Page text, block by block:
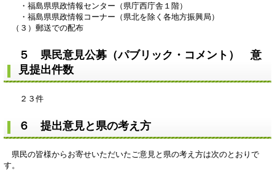
・福島県県政情報センター（県庁西庁舎１階）
・福島県県政情報コーナー（県北を除く各地方振興局）
（３）郵送での配布
５ 県民意見公募（パブリック・コメント） 意
見提出件数
２３件
６ 提出意見と県の考え方
県民の皆様からお寄せいただいたご意見と県の考え方は次のとおりで
す。